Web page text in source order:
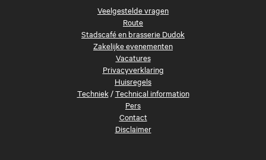
Veelgestelde vragen
Route
Stadscafé en brasserie Dudok
Zakelijke evenementen
Vacatures
Privacyverklaring
Huisregels
Techniek/Technical information
Pers
Contact
Disclaimer